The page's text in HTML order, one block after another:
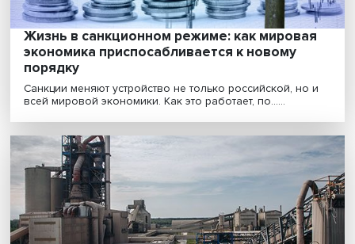
Ксения Юдаева — о работе ЦБ в условиях
санкций: «наша задача — максимально
сохранить рыночный сегмент»
В чем состоят риски российской финансовой
сегодня? Как Банк России с ними намерен боротьс......